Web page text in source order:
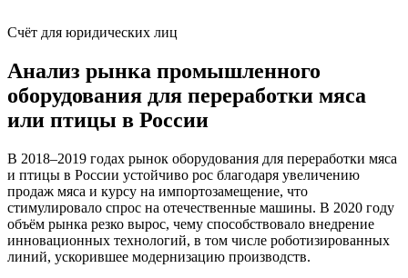
Счёт для юридических лиц
Анализ рынка промышленного
оборудования для переработки мяса
или птицы в России
В 2018–2019 годах рынок оборудования для переработки мяса
и птицы в России устойчиво рос благодаря увеличению
продаж мяса и курсу на импортозамещение, что
стимулировало спрос на отечественные машины. В 2020 году
объём рынка резко вырос, чему способствовало внедрение
инновационных технологий, в том числе роботизированных
линий, ускорившее модернизацию производств.